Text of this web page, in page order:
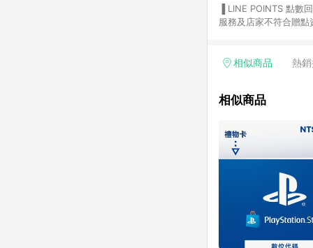
服務及店家不符合贈
享有 LINE POINTS 回饋。 (3) 若購買之訂單（包含預購商品）未符合樂天市場 45 天內完成訂單
會有時間差，如顯示之
點數回饋或點數回饋
相似商品 熱
相似商品